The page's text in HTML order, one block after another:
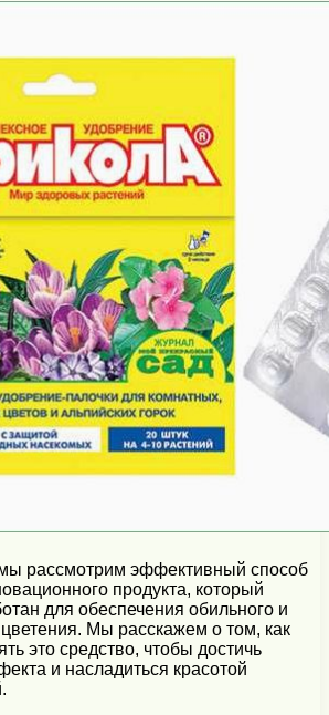
рассмотрим эффективный способ
продукта, который
для обеспечения обильного и
Мы расскажем о том, как
это средство, чтобы достичь
и насладиться красотой